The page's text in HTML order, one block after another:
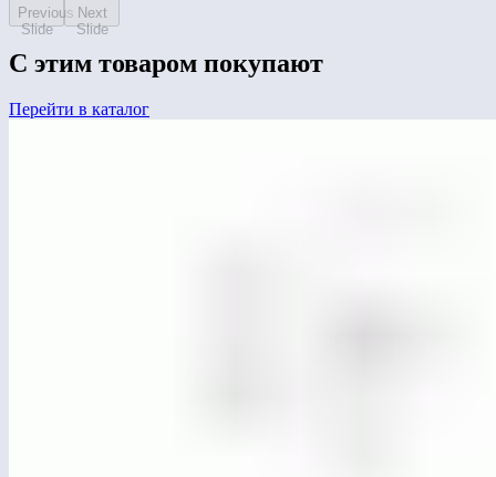
Previous
Slide
Next
Slide
С этим товаром покупают
Перейти в каталог